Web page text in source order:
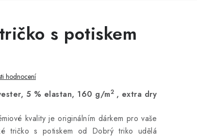
s potiskem
hodnocení
5 % elastan, 160 g/m2 , extra dry
kvality je originálním dárkem pro vaše
tričko s potiskem od Dobrý triko udělá